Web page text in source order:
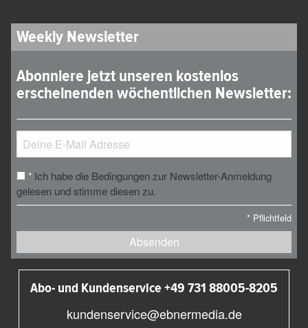
Weekly Newsletter
Abonniere jetzt unseren kostenlos
erscheinenden wöchentlichen Newsletter:
* Ich habe die Bedingungen zur Newsletter-Anmeldung
gelesen und stimme diesen zu.
* Pflichtfeld
Absenden
Abo- und Kundenservice +49 731 88005-8205
kundenservice@ebnermedia.de